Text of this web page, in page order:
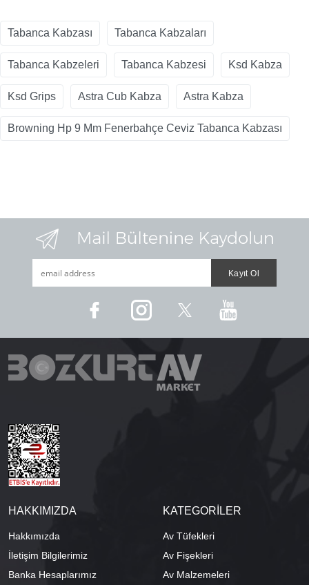
Tabanca Kabzası Tabanca Kabzaları
Tabanca Kabzeleri Tabanca Kabzesi Ksd Kabza
Ksd Grips Astra Cub Kabza Astra Kabza
Browning Hp 9 Mm Fenerbahçe Ceviz Tabanca Kabzası
HAKKIMIZDA
Hakkımızda
İletişim Bilgilerimiz
Banka Hesaplarımız
KATEGORİLER
Av Tüfekleri
Av Fişekleri
Av Malzemeleri